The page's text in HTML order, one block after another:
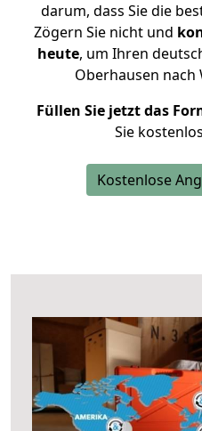
darum, dass Sie die
Zögern Sie nicht und
heute, um Ihren
Oberhausen nach
Füllen Sie jetzt das
Sie
Kostenlose